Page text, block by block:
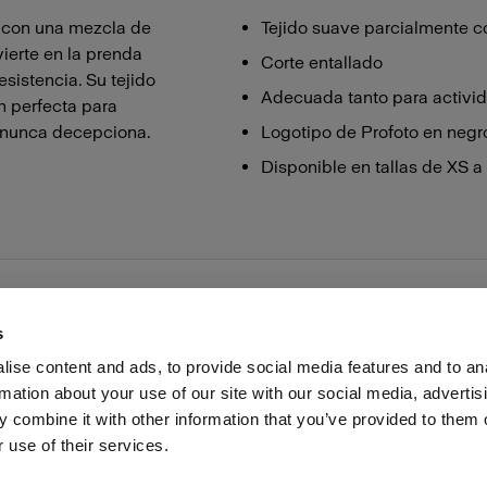
content and ads, to provide social media features and to
about your use of our site with our social media,
combine it with other information that you’ve provided to them
use of their services.
una mezcla de
en la prenda
Su tejido
perfecta para
decepciona.
Tejido suave parcialmente
Corte entallado
Adecuada tanto para
Logotipo de Profoto en
Disponible en tallas de XS a
profesionales Prensa Inversores Share the Light